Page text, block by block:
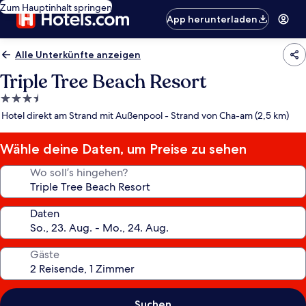
Zum Hauptinhalt springen
App herunterladen
Alle Unterkünfte anzeigen
Triple Tree Beach Resort
3.5-
Sterne-
Hotel direkt am Strand mit Außenpool - Strand von Cha-am (2,5 km)
Wähle deine Daten, um Preise zu sehen
Wo soll’s hingehen?
Daten
Gäste